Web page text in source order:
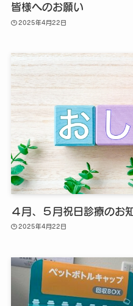
皆様へのお願い
2025年4月22日
４月、５月祝日診療のお
2025年4月22日